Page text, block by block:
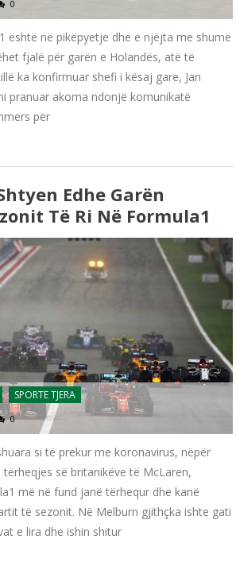
0
është në pikëpyetje dhe e njëjta me shumë
fjalë për garën e Holandës, atë të
ka konfirmuar shefi i kësaj gare, Jan
pranuar akoma ndonjë komunikatë
për
Edhe Garën
Të Ri Në Formula1
SPORTE TJERA
0
si të prekur me koronavirus, nëpër
së britanikëve të McLaren,
më në fund janë tërhequr dhe kanë
të sezonit. Në Melburn gjithçka ishte gati
e lira dhe ishin shitur